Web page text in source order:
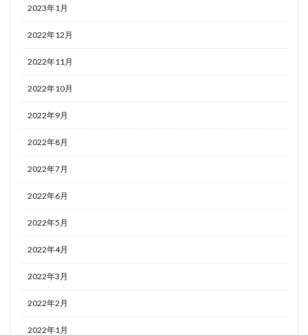
2023年1月
2022年12月
2022年11月
2022年10月
2022年9月
2022年8月
2022年7月
2022年6月
2022年5月
2022年4月
2022年3月
2022年2月
2022年1月